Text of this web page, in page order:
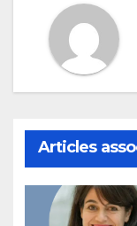
Articles